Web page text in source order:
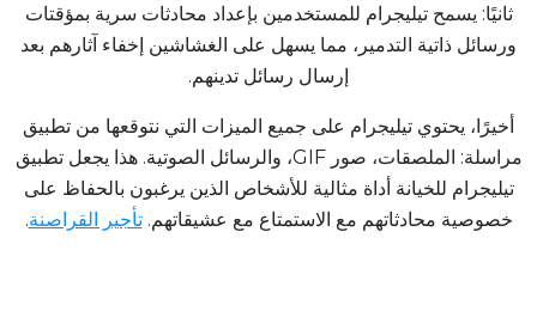
ثانيًا: يسمح تيليجرام للمستخدمين بإعداد محادثات سرية بمؤقتات
ورسائل ذاتية التدمير، مما يسهل على الغشاشين إخفاء آثارهم بعد
إرسال رسائل تدينهم.
أخيرًا، يحتوي تيليجرام على جميع الميزات التي نتوقعها من تطبيق
مراسلة: الملصقات، صور GIF، والرسائل الصوتية. هذا يجعل تطبيق
تيليجرام للخيانة أداة مثالية للأشخاص الذين يرغبون بالحفاظ على
خصوصية محادثاتهم مع الاستمتاع مع عشيقاتهم.تأجير القراصنة.